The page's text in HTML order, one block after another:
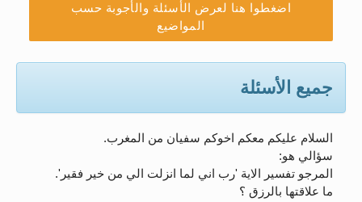
اقرأ هذا الكتاب وتعرّف على حقيقة
الحجّ.. دلالات، حِكم، وأهداف >> المزيد
اضغطوا هنا لعرض الأسئلة والأجوبة حسب
المواضيع
جميع الأسئلة
السلام عليكم معكم اخوكم سفيان من المغرب.
سؤالي هو:
المرجو تفسير الاية 'رب اني لما انزلت الي من خير فقير'.
ما علاقتها بالرزق ؟